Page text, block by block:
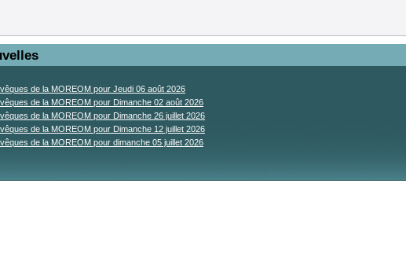
de la MOREOM pour Jeudi 06 août 2026
de la MOREOM pour Dimanche 02 août 2026
de la MOREOM pour Dimanche 26 juillet 2026
de la MOREOM pour Dimanche 12 juillet 2026
de la MOREOM pour dimanche 05 juillet 2026